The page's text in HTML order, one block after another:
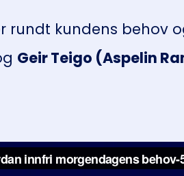
rundt kundens behov
Geir Teigo (Aspelin